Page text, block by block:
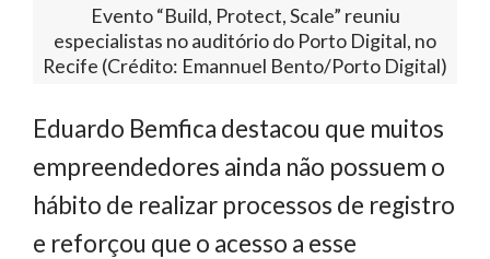
Evento “Build, Protect, Scale” reuniu
especialistas no auditório do Porto Digital, no
Recife (Crédito: Emannuel Bento/Porto Digital)
Eduardo Bemfica destacou que muitos
empreendedores ainda não possuem o
hábito de realizar processos de registro
e reforçou que o acesso a esse